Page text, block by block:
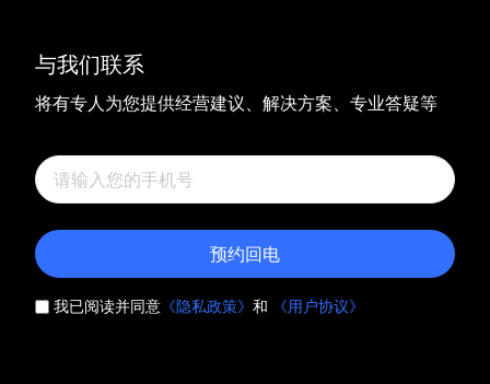
与我们联系
将有专人为您提供经营建议、解决方案、专业答疑等
预约回电
我已阅读并同意 《隐私政策》 和 《用户协议》